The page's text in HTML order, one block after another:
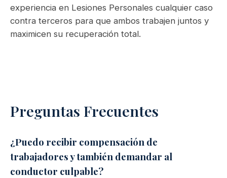
experiencia en Lesiones Personales cualquier caso
contra terceros para que ambos trabajen juntos y
maximicen su recuperación total.
Preguntas Frecuentes
¿Puedo recibir compensación de
trabajadores y también demandar al
conductor culpable?